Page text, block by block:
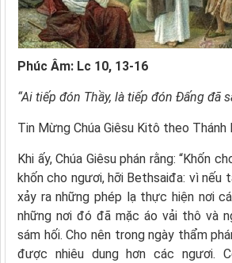
Phúc Âm: Lc 10, 13-16
“Ai tiếp đón Thầy, là tiếp đón Ðấng đã
Tin Mừng Chúa Giêsu Kitô theo Thánh
Khi ấy, Chúa Giêsu phán rằng: “Khốn
khốn cho ngươi, hỡi Bethsaiđa: vì nếu
xảy ra những phép lạ thực hiện nơi
những nơi đó đã mặc áo vải thô và
sám hối. Cho nên trong ngày thẩm
được nhiêu dung hơn các ngươi.